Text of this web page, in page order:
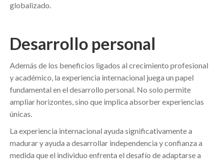
globalizado.
Desarrollo personal
Además de los beneficios ligados al crecimiento profesional
y académico, la experiencia internacional juega un papel
fundamental en el desarrollo personal. No solo permite
ampliar horizontes, sino que implica absorber experiencias
únicas.
La experiencia internacional ayuda significativamente a
madurar y ayuda a desarrollar independencia y confianza a
medida que el individuo enfrenta el desafío de adaptarse a